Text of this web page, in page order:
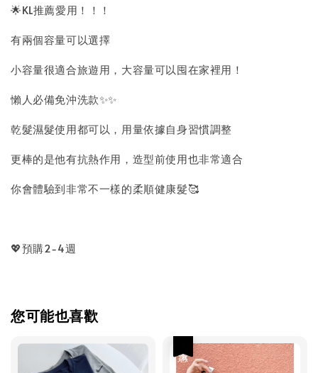
🌟KL推薦愛用！！！
有兩個容量可以選擇
小容量很適合旅遊用，大容量可以囤在家裡用！
懶人必備免沖洗款✨✨
乾髮濕髮使用都可以，用量依據自身習慣調整
更棒的是他有抗熱作用，造型前使用也非常適合
你會體驗到非常不一樣的柔順健康髮🥰
💖預購2-4週
您可能也喜歡